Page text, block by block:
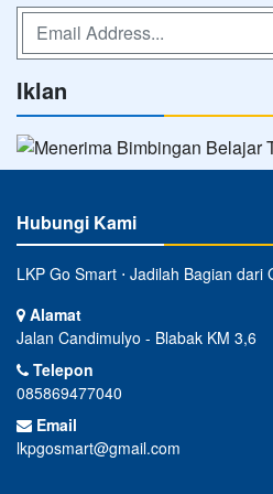
Iklan
Hubungi Kami
LKP Go Smart ⋅ Jadilah Bagian dari
Alamat
Jalan Candimulyo - Blabak KM 3,6
Telepon
085869477040
Email
lkpgosmart@gmail.com